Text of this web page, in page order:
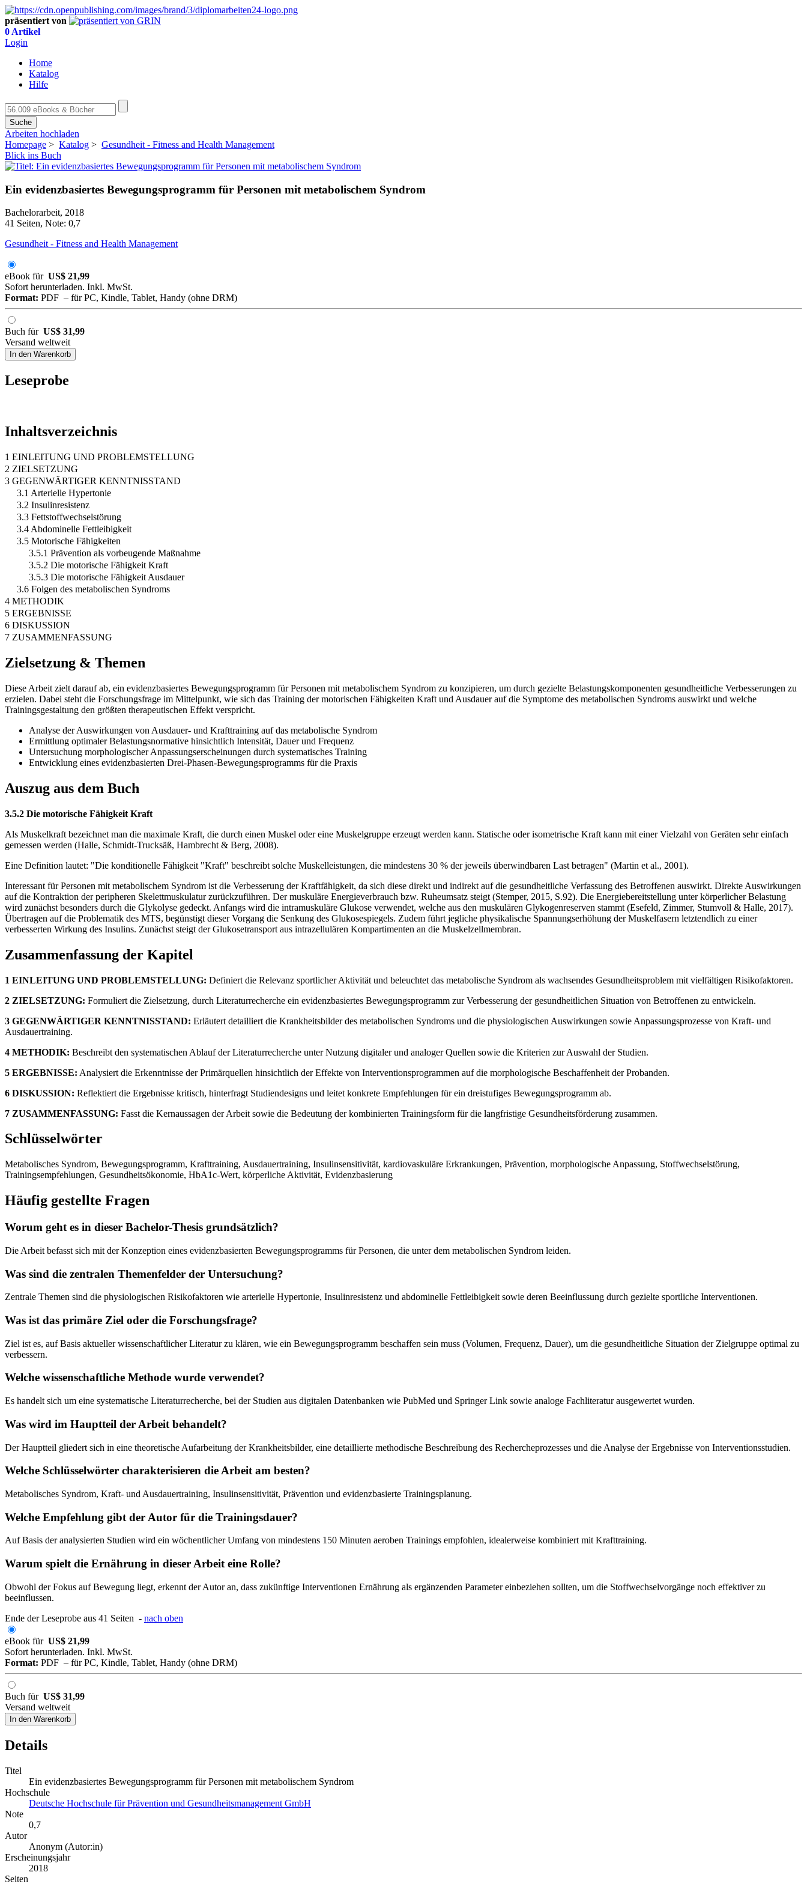
präsentiert von
0 Artikel
Login
Home
Katalog
Hilfe
Suche
Arbeiten hochladen
Homepage > Katalog > Gesundheit - Fitness and Health Management
Blick ins Buch
Ein evidenzbasiertes Bewegungsprogramm für Personen mit metabolischem Syndrom
Bachelorarbeit, 2018
41 Seiten, Note: 0,7
Gesundheit - Fitness and Health Management
eBook für US$ 21,99
Sofort herunterladen. Inkl. MwSt.
Format: PDF – für PC, Kindle, Tablet, Handy (ohne DRM)
Buch für US$ 31,99
Versand weltweit
In den Warenkorb
Leseprobe
Inhaltsverzeichnis
1 EINLEITUNG UND PROBLEMSTELLUNG
2 ZIELSETZUNG
3 GEGENWÄRTIGER KENNTNISSTAND
3.1 Arterielle Hypertonie
3.2 Insulinresistenz
3.3 Fettstoffwechselstörung
3.4 Abdominelle Fettleibigkeit
3.5 Motorische Fähigkeiten
3.5.1 Prävention als vorbeugende Maßnahme
3.5.2 Die motorische Fähigkeit Kraft
3.5.3 Die motorische Fähigkeit Ausdauer
3.6 Folgen des metabolischen Syndroms
4 METHODIK
5 ERGEBNISSE
6 DISKUSSION
7 ZUSAMMENFASSUNG
Zielsetzung & Themen
Diese Arbeit zielt darauf ab, ein evidenzbasiertes Bewegungsprogramm für Personen mit metabolischem Syndrom zu konzipieren, um durch gezielte Belastungskomponenten gesundheitliche Verbesserungen zu
erzielen. Dabei steht die Forschungsfrage im Mittelpunkt, wie sich das Training der motorischen Fähigkeiten Kraft und Ausdauer auf die Symptome des metabolischen Syndroms auswirkt und welche
Trainingsgestaltung den größten therapeutischen Effekt verspricht.
Analyse der Auswirkungen von Ausdauer- und Krafttraining auf das metabolische Syndrom
Ermittlung optimaler Belastungsnormative hinsichtlich Intensität, Dauer und Frequenz
Untersuchung morphologischer Anpassungserscheinungen durch systematisches Training
Entwicklung eines evidenzbasierten Drei-Phasen-Bewegungsprogramms für die Praxis
Auszug aus dem Buch
3.5.2 Die motorische Fähigkeit Kraft
Als Muskelkraft bezeichnet man die maximale Kraft, die durch einen Muskel oder eine Muskelgruppe erzeugt werden kann. Statische oder isometrische Kraft kann mit einer Vielzahl von Geräten sehr einfach
gemessen werden (Halle, Schmidt-Trucksäß, Hambrecht & Berg, 2008).
Eine Definition lautet: "Die konditionelle Fähigkeit "Kraft" beschreibt solche Muskelleistungen, die mindestens 30 % der jeweils überwindbaren Last betragen" (Martin et al., 2001).
Interessant für Personen mit metabolischem Syndrom ist die Verbesserung der Kraftfähigkeit, da sich diese direkt und indirekt auf die gesundheitliche Verfassung des Betroffenen auswirkt. Direkte Auswirkungen
auf die Kontraktion der peripheren Skelettmuskulatur zurückzuführen. Der muskuläre Energieverbrauch bzw. Ruheumsatz steigt (Stemper, 2015, S.92). Die Energiebereitstellung unter körperlicher Belastung
wird zunächst besonders durch die Glykolyse gedeckt. Anfangs wird die intramuskuläre Glukose verwendet, welche aus den muskulären Glykogenreserven stammt (Esefeld, Zimmer, Stumvoll & Halle, 2017).
Übertragen auf die Problematik des MTS, begünstigt dieser Vorgang die Senkung des Glukosespiegels. Zudem führt jegliche physikalische Spannungserhöhung der Muskelfasern letztendlich zu einer
verbesserten Wirkung des Insulins. Zunächst steigt der Glukosetransport aus intrazellulären Kompartimenten an die Muskelzellmembran.
Zusammenfassung der Kapitel
1 EINLEITUNG UND PROBLEMSTELLUNG: Definiert die Relevanz sportlicher Aktivität und beleuchtet das metabolische Syndrom als wachsendes Gesundheitsproblem mit vielfältigen Risikofaktoren.
2 ZIELSETZUNG: Formuliert die Zielsetzung, durch Literaturrecherche ein evidenzbasiertes Bewegungsprogramm zur Verbesserung der gesundheitlichen Situation von Betroffenen zu entwickeln.
3 GEGENWÄRTIGER KENNTNISSTAND: Erläutert detailliert die Krankheitsbilder des metabolischen Syndroms und die physiologischen Auswirkungen sowie Anpassungsprozesse von Kraft- und
Ausdauertraining.
4 METHODIK: Beschreibt den systematischen Ablauf der Literaturrecherche unter Nutzung digitaler und analoger Quellen sowie die Kriterien zur Auswahl der Studien.
5 ERGEBNISSE: Analysiert die Erkenntnisse der Primärquellen hinsichtlich der Effekte von Interventionsprogrammen auf die morphologische Beschaffenheit der Probanden.
6 DISKUSSION: Reflektiert die Ergebnisse kritisch, hinterfragt Studiendesigns und leitet konkrete Empfehlungen für ein dreistufiges Bewegungsprogramm ab.
7 ZUSAMMENFASSUNG: Fasst die Kernaussagen der Arbeit sowie die Bedeutung der kombinierten Trainingsform für die langfristige Gesundheitsförderung zusammen.
Schlüsselwörter
Metabolisches Syndrom, Bewegungsprogramm, Krafttraining, Ausdauertraining, Insulinsensitivität, kardiovaskuläre Erkrankungen, Prävention, morphologische Anpassung, Stoffwechselstörung,
Trainingsempfehlungen, Gesundheitsökonomie, HbA1c-Wert, körperliche Aktivität, Evidenzbasierung
Häufig gestellte Fragen
Worum geht es in dieser Bachelor-Thesis grundsätzlich?
Die Arbeit befasst sich mit der Konzeption eines evidenzbasierten Bewegungsprogramms für Personen, die unter dem metabolischen Syndrom leiden.
Was sind die zentralen Themenfelder der Untersuchung?
Zentrale Themen sind die physiologischen Risikofaktoren wie arterielle Hypertonie, Insulinresistenz und abdominelle Fettleibigkeit sowie deren Beeinflussung durch gezielte sportliche Interventionen.
Was ist das primäre Ziel oder die Forschungsfrage?
Ziel ist es, auf Basis aktueller wissenschaftlicher Literatur zu klären, wie ein Bewegungsprogramm beschaffen sein muss (Volumen, Frequenz, Dauer), um die gesundheitliche Situation der Zielgruppe optimal zu
verbessern.
Welche wissenschaftliche Methode wurde verwendet?
Es handelt sich um eine systematische Literaturrecherche, bei der Studien aus digitalen Datenbanken wie PubMed und Springer Link sowie analoge Fachliteratur ausgewertet wurden.
Was wird im Hauptteil der Arbeit behandelt?
Der Hauptteil gliedert sich in eine theoretische Aufarbeitung der Krankheitsbilder, eine detaillierte methodische Beschreibung des Rechercheprozesses und die Analyse der Ergebnisse von Interventionsstudien.
Welche Schlüsselwörter charakterisieren die Arbeit am besten?
Metabolisches Syndrom, Kraft- und Ausdauertraining, Insulinsensitivität, Prävention und evidenzbasierte Trainingsplanung.
Welche Empfehlung gibt der Autor für die Trainingsdauer?
Auf Basis der analysierten Studien wird ein wöchentlicher Umfang von mindestens 150 Minuten aeroben Trainings empfohlen, idealerweise kombiniert mit Krafttraining.
Warum spielt die Ernährung in dieser Arbeit eine Rolle?
Obwohl der Fokus auf Bewegung liegt, erkennt der Autor an, dass zukünftige Interventionen Ernährung als ergänzenden Parameter einbeziehen sollten, um die Stoffwechselvorgänge noch effektiver zu
beeinflussen.
Ende der Leseprobe aus 41 Seiten - nach oben
eBook für US$ 21,99
Sofort herunterladen. Inkl. MwSt.
Format: PDF – für PC, Kindle, Tablet, Handy (ohne DRM)
Buch für US$ 31,99
Versand weltweit
In den Warenkorb
Details
Titel
Ein evidenzbasiertes Bewegungsprogramm für Personen mit metabolischem Syndrom
Hochschule
Deutsche Hochschule für Prävention und Gesundheitsmanagement GmbH
Note
0,7
Autor
Anonym (Autor:in)
Erscheinungsjahr
2018
Seiten